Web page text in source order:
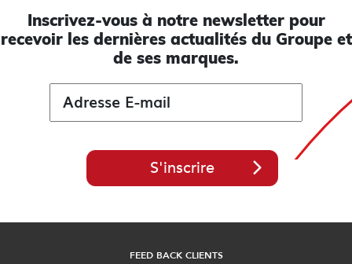
Inscrivez-vous à notre newsletter pour
recevoir les dernières actualités du Groupe et
de ses marques.
S'inscrire
FEED BACK CLIENTS